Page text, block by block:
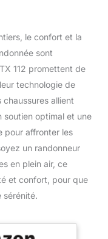
le confort et la
sont
112 promettent de
technologie de
allient
soutien optimal et une
pour affronter les
un randonneur
en plein air, ce
et confort, pour que
sérénité.